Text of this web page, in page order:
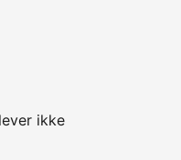
ikke